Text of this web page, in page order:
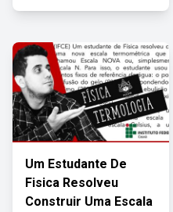
Um Estudante De
Fisica Resolveu
Construir Uma Escala